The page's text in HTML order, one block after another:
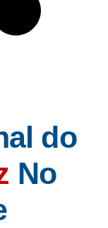
do
No